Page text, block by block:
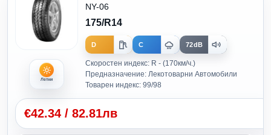
Летни
NY-06
175/R14
D C 72dB
Скоростен индекс: R - (170км/ч.)
Предназначение: Лекотоварни Автомобили
Товарен индекс: 99/98
€42.34 / 82.81лв